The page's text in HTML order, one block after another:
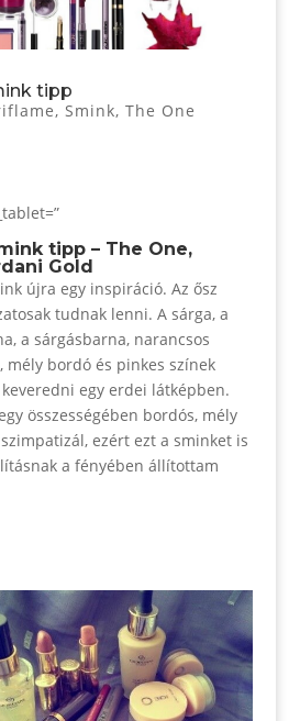
tipp
, Smink, The One
tipp – The One,
Gold
újra egy inspiráció. Az ősz
tudnak lenni. A sárga, a
a sárgásbarna, narancsos
mély bordó és pinkes színek
egy erdei látképben.
összességében bordós, mély
ezért ezt a sminket is
a fényében állítottam